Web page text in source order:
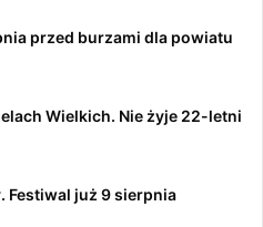
przed burzami dla powiatu
Wielkich. Nie żyje 22-letni
Festiwal już 9 sierpnia